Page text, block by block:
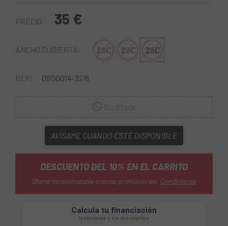
PRECIO: 35 €
ANCHO CUBIERTA: 28C 23C 25C
REF: DS00014-3215
AVÍSAME CUANDO ESTÉ DISPONIBLE
DESCUENTO DEL 10% EN EL CARRITO
Oferta no acumulable a otras promociones. Condiciones